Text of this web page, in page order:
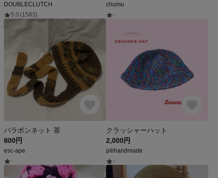
DOUBLECLUTCH
5.0 (1583)
chumu
-
バラボンネット 茶
800円
esc-ape
-
クラッシャーハット
2,000円
pilihandmade
-